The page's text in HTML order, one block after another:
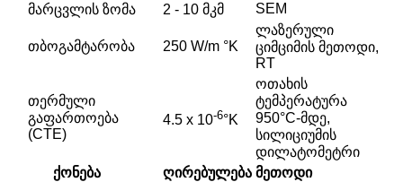
თბოგამტარობა 250 W/m °K
ლაზერული
ციმციმის მეთოდი,
RT
თერმული
გაფართოება
(CTE)
4.5 x 10-6°K
ოთახის
ტემპერატურა
950°C-მდე,
სილიციუმის
დილატომეტრი
ქონება
ღირებულება მეთოდი
მარცვლის ზომა
2 - 10 მკმ SEM